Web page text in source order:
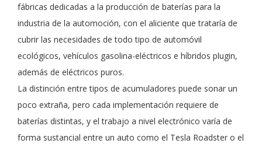
fábricas dedicadas a la producción de baterías para la
industria de la automoción, con el aliciente que trataría de
cubrir las necesidades de todo tipo de automóvil
ecológicos, vehículos gasolina-eléctricos e híbridos plugin,
además de eléctricos puros.
La distinción entre tipos de acumuladores puede sonar un
poco extraña, pero cada implementación requiere de
baterías distintas, y el trabajo a nivel electrónico varía de
forma sustancial entre un auto como el Tesla Roadster o el